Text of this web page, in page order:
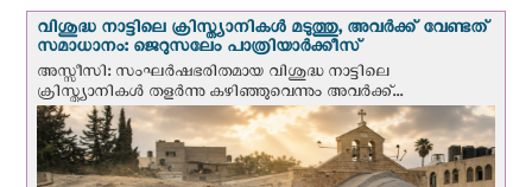
വിശുദ്ധ നാട്ടിലെ ക്രിസ്ത്യാനികൾ മടുത്തു, അവർക്ക് വേണ്ടത്
സമാധാനം: ജെറുസലേം പാത്രിയാര്‍ക്കീസ്
അസ്സീസി: സംഘര്‍ഷഭരിതമായ വിശുദ്ധ നാട്ടിലെ
ക്രിസ്ത്യാനികൾ തളര്‍ന്നു കഴിഞ്ഞുവെന്നും അവർക്ക്...